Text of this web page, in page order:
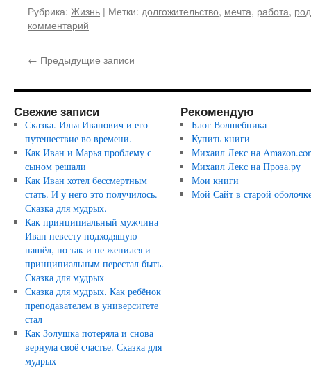
Рубрика: Жизнь | Метки: долгожительство, мечта, работа,
комментарий
← Предыдущие записи
Свежие записи
Сказка. Илья Иванович и его
путешествие во времени.
Как Иван и Марья проблему с
сыном решали
Как Иван хотел бессмертным
стать. И у него это получилось.
Сказка для мудрых.
Как принципиальный мужчина
Иван невесту подходящую
нашёл, но так и не женился и
принципиальным перестал быть.
Сказка для мудрых
Сказка для мудрых. Как ребёнок
преподавателем в университете
стал
Как Золушка потеряла и снова
вернула своё счастье. Сказка для
мудрых
Рекомендую
Блог Волшебника
Купить книги
Михаил Лекс на
Михаил Лекс на Проза.ру
Мои книги
Мой Сайт в старой